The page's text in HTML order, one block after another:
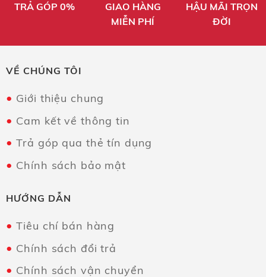
TRẢ GÓP 0%
GIAO HÀNG
MIỄN PHÍ
HẬU MÃI TRỌN
ĐỜI
VỀ CHÚNG TÔI
Giới thiệu chung
Cam kết về thông tin
Trả góp qua thẻ tín dụng
Chính sách bảo mật
HƯỚNG DẪN
Tiêu chí bán hàng
Chính sách đổi trả
Chính sách vận chuyển